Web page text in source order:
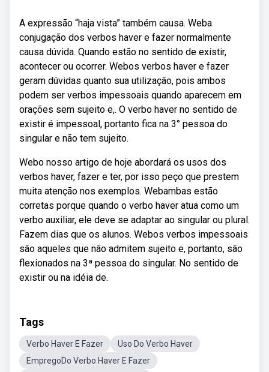
A expressão “haja vista” também causa. Weba
conjugação dos verbos haver e fazer normalmente
causa dúvida. Quando estão no sentido de existir,
acontecer ou ocorrer. Webos verbos haver e fazer
geram dúvidas quanto sua utilização, pois ambos
podem ser verbos impessoais quando aparecem em
orações sem sujeito e,. O verbo haver no sentido de
existir é impessoal, portanto fica na 3° pessoa do
singular e não tem sujeito.
Webo nosso artigo de hoje abordará os usos dos
verbos haver, fazer e ter, por isso peço que prestem
muita atenção nos exemplos. Webambas estão
corretas porque quando o verbo haver atua como um
verbo auxiliar, ele deve se adaptar ao singular ou plural.
Fazem dias que os alunos. Webos verbos impessoais
são aqueles que não admitem sujeito e, portanto, são
flexionados na 3ª pessoa do singular. No sentido de
existir ou na idéia de.
Tags
Verbo Haver E Fazer
Uso Do Verbo Haver
EmpregoDo Verbo Haver E Fazer